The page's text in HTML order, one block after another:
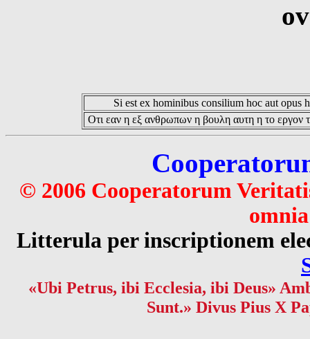
Si est ex hominibus consilium hoc aut opus
Οτι εαν η εξ ανθρωπων η βουλη αυτη η το εργον
© 2006 Cooperatorum
Litterula per inscriptionem
«Ubi Petrus, ibi Ecclesia, ibi Deus»
Sunt.» Divus Pius X